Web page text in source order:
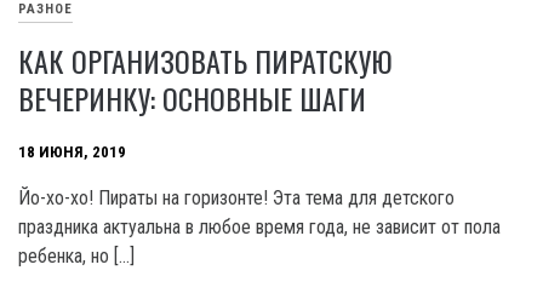
РАЗНОЕ
КАК ОРГАНИЗОВАТЬ ПИРАТСКУЮ
ВЕЧЕРИНКУ: ОСНОВНЫЕ ШАГИ
18 ИЮНЯ, 2019
Йо-хо-хо! Пираты на горизонте! Эта тема для детского
праздника актуальна в любое время года, не зависит от пола
ребенка, но […]